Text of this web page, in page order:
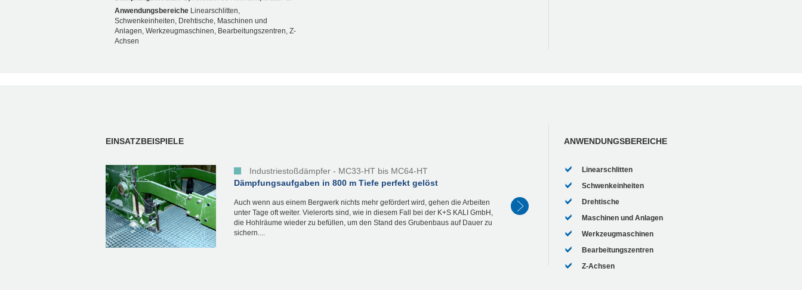
Anwendungsbereiche Linearschlitten,
Schwenkeinheiten, Drehtische, Maschinen und
Anlagen, Werkzeugmaschinen, Bearbeitungszentren, Z-
Achsen
EINSATZBEISPIELE
Industriestoßdämpfer - MC33-HT bis MC64-HT
Dämpfungsaufgaben in 800 m Tiefe perfekt gelöst
Auch wenn aus einem Bergwerk nichts mehr gefördert wird, gehen die Arbeiten
unter Tage oft weiter. Vielerorts sind, wie in diesem Fall bei der K+S KALI GmbH,
die Hohlräume wieder zu befüllen, um den Stand des Grubenbaus auf Dauer zu
sichern....
ANWENDUNGSBEREICHE
Linearschlitten
Schwenkeinheiten
Drehtische
Maschinen und Anlagen
Werkzeugmaschinen
Bearbeitungszentren
Z-Achsen